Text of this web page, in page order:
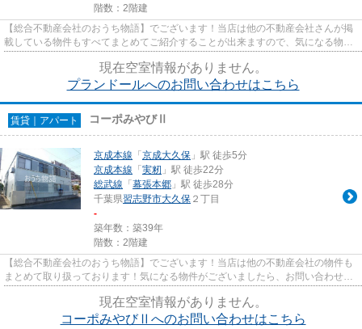
階数：2階建
【総合不動産会社のおうち物語】でございます！当店は他の不動産会社さんが掲
載している物件もすべてまとめてご紹介することが出来ますので、気になる物件
現在空室情報がありません。
プランドールへのお問い合わせはこちら
賃貸｜アパート コーポみやびⅡ
京成本線 「 京成大久保 」駅 徒歩5分
京成本線 「 実籾 」駅 徒歩22分
総武線 「 幕張本郷 」駅 徒歩28分
千葉県習志野市大久保 ２丁目
-
築年数：築39年
階数：2階建
【総合不動産会社のおうち物語】でございます！当店は他の不動産会社の物件も
まとめて取り扱っております！気になる物件がございましたら、お問い合わせく
現在空室情報がありません。
コーポみやびⅡへのお問い合わせはこちら